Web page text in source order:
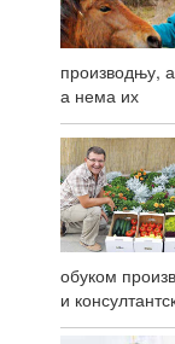
производњу,
а нема их
обуком
и